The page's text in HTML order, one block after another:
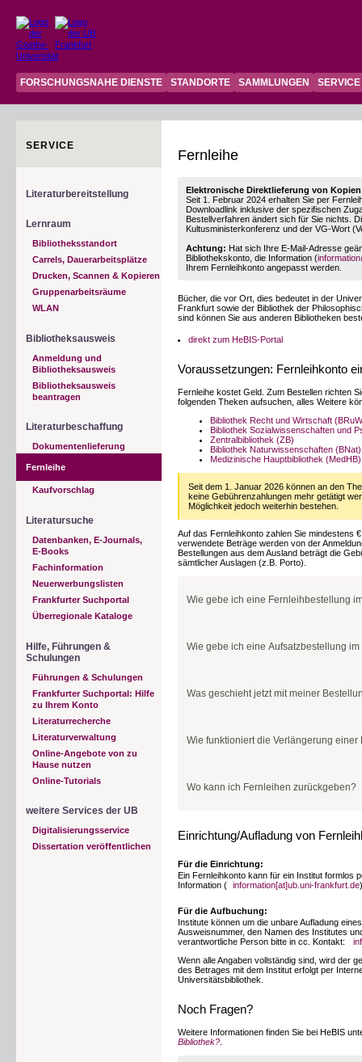
FORSCHUNGSNAHE DIENSTE STANDORTE SAMMLUNGEN SERVICE
SERVICE
Literaturbereitstellung
Lernraum
Bibliotheksstandort
Carrels, Dauerarbeitsplätze
Drucken, Scannen & Kopieren
Gruppenarbeitsräume
WLAN
Bibliotheksausweis
Anmeldung und
Bibliotheksausweis
Bibliotheksausweis
beantragen
Literaturbeschaffung
Dokumentenlieferung
Fernleihe
Kaufvorschlag
Literatursuche
Datenbanken, E-Journals,
E-Books
Fachinformation
Neuerwerbungslisten
Frankfurter Suchportal
Überregionale Kataloge
Hilfe, Führungen &
Schulungen
Führungen & Schulungen
Frankfurter Suchportal: Hilfe
zu Ihrem Konto
Literaturrecherche
Literaturverwaltung
Online-Angebote von zu
Hause nutzen
Online-Tutorials
weitere Services der UB
Digitalisierungsservice
Dissertation veröffentlichen
Fernleihe
Elektronische Direktlieferung von
Seit 1. Februar 2024 erhalten Sie per
Downloadlink inklusive der spezifischen
Bestellverfahren ändert sich für Sie nichts.
Kultusministerkonferenz und der VG-Wort
Achtung: Hat sich Ihre E-Mail-Adresse
Bibliothekskonto, die Information (
Ihrem Fernleihkonto angepasst werden.
Bücher, die vor Ort, dies bedeutet in der
Frankfurt sowie der Bibliothek der
sind können Sie aus anderen Bibliotheken
direkt zum HeBIS-Portal
Voraussetzungen: Fernleihkonto
Fernleihe kostet Geld. Zum Bestellen richten
folgenden Theken aufsuchen, alles Weitere
Bibliothek Recht und Wirtschaft
Bibliothek Sozialwissenschaften und
Zentralbibliothek (ZB)
Bibliothek Naturwissenschaften (BNat)
Medizinische Hauptbibliothek (MedHB)
Seit dem 1. Januar 2026 können an den
keine Gebührenzahlungen mehr getätigt
Möglichkeit jedoch weiterhin bestehen.
Auf das Fernleihkonto zahlen Sie mindestens
verwendete Beträge werden von der
Bestellungen aus dem Ausland beträgt die
sämtlicher Auslagen (z.B. Porto).
Wie gebe ich eine Fernleihbestellung
1. Schritt
Passwort eingeben und aufANMELDEN
Suchbegriffe eingeben und Suche starten:
Wie gebe ich eine Aufsatzbestellung
1. Schritt
In der Navigationsleiste ANMELDUNG
Passwort eingeben und auf ANMELDEN
Was geschieht jetzt mit meiner
Anmeldung auf «Ihre Fernleihdaten» und
Wie funktioniert die Verlängerung einer
vier Wochen. Eine Verlängerung der
folgende Formularaus und senden es per
Sollte die Herkunftsbibliothek nicht
Bitte prüfen Sie die Leihfrist in Ihrem
Wo kann ich Fernleihen zurückgeben?
Einrichtung/Aufladung von
Für die Einrichtung:
Ein Fernleihkonto kann für ein Institut formlos
Information ( information[at]ub.uni-frankfurt.de
Für die Aufbuchung:
Institute können um die unbare Aufladung
Ausweisnummer, den Namen des Institutes
verantwortliche Person bitte in cc. Kontakt:
Wenn alle Angaben vollständig sind, wird der
des Betrages mit dem Institut erfolgt per
Universitätsbibliothek.
Noch Fragen?
Weitere Informationen finden Sie bei HeBIS
Bibliothek?